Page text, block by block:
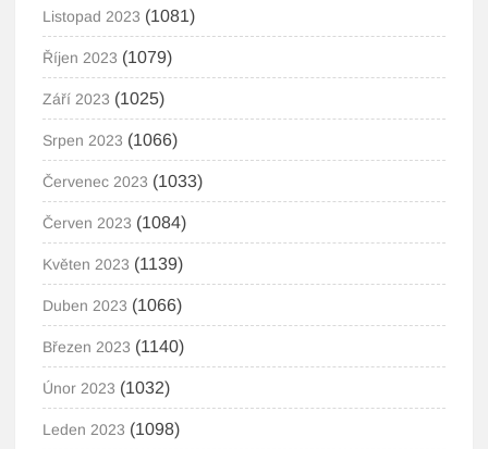
Listopad 2023 (1081)
Říjen 2023 (1079)
Září 2023 (1025)
Srpen 2023 (1066)
Červenec 2023 (1033)
Červen 2023 (1084)
Květen 2023 (1139)
Duben 2023 (1066)
Březen 2023 (1140)
Únor 2023 (1032)
Leden 2023 (1098)